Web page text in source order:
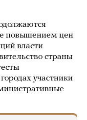
повышением цен
власти
страны
участники